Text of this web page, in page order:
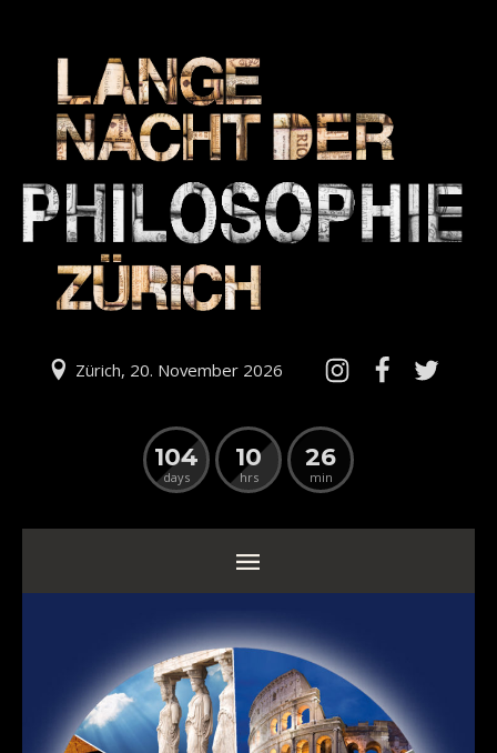
Zürich, 20. November 2026
104
days
10
hrs
26
min